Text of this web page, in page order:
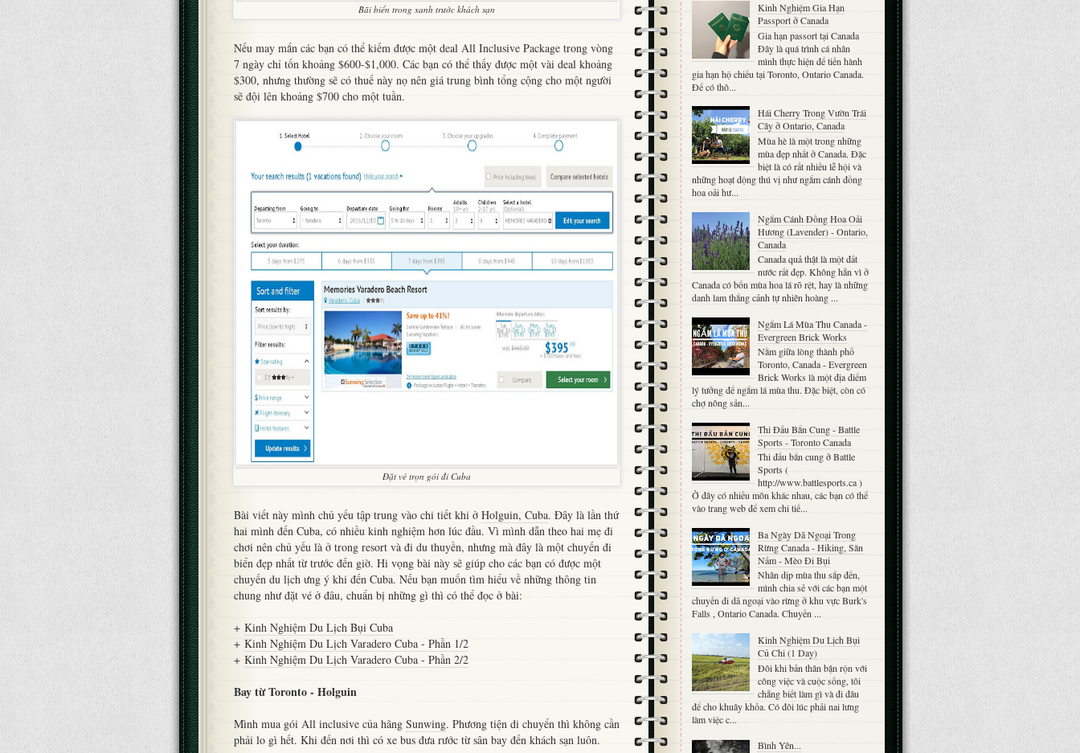
Bãi biển trong xanh trước khách sạn
Nếu may mắn các bạn có thể kiếm được một deal All Inclusive Package trong vòng
7 ngày chỉ tốn khoảng $600-$1,000. Các bạn có thể thấy được một vài deal khoảng
$300, nhưng thường sẽ có thuế này nọ nên giá trung bình tổng cộng cho một người
sẽ đội lên khoảng $700 cho một tuần.
Đặt vé trọn gói đi Cuba
Bài viết này mình chủ yếu tập trung vào chi tiết khi ở Holguin, Cuba. Đây là lần thứ
hai mình đến Cuba, có nhiều kinh nghiệm hơn lúc đầu. Vì mình dẫn theo hai mẹ đi
chơi nên chủ yếu là ở trong resort và đi du thuyền, nhưng mà đây là một chuyến đi
biển đẹp nhất từ trước đến giờ. Hi vọng bài này sẽ giúp cho các bạn có được một
chuyến du lịch ưng ý khi đến Cuba. Nếu bạn muốn tìm hiểu về những thông tin
chung như đặt vé ở đâu, chuẩn bị những gì thì có thể đọc ở bài:
+ Kinh Nghiệm Du Lịch Bụi Cuba
+ Kinh Nghiệm Du Lịch Varadero Cuba - Phần 1/2
+ Kinh Nghiệm Du Lịch Varadero Cuba - Phần 2/2
Bay từ Toronto - Holguin
Mình mua gói All inclusive của hãng Sunwing. Phương tiện di chuyển thì không cần
phải lo gì hết. Khi đến nơi thì có xe bus đưa rước từ sân bay đến khách sạn luôn.
Kinh Nghiệm Gia Hạn
Passport ở Canada
Gia hạn passort tại Canada
Đây là quá trình cá nhân
mình thực hiện để tiến hành
gia hạn hộ chiếu tại Toronto, Ontario Canada.
Để có thô...
Hái Cherry Trong Vườn Trái
Cây ở Ontario, Canada
Mùa hè là một trong những
mùa đẹp nhất ở Canada. Đặc
biệt là có rất nhiều lễ hội và
những hoạt động thú vị như ngắm cánh đồng
hoa oải hư...
Ngắm Cánh Đồng Hoa Oải
Hương (Lavender) - Ontario,
Canada
Canada quả thật là một đất
nước rất đẹp. Không hẳn vì ở
Canada có bốn mùa hoa lá rõ rệt, hay là những
danh lam thắng cảnh tự nhiên hoàng ...
Ngắm Lá Mùa Thu Canada -
Evergreen Brick Works
Nằm giữa lòng thành phố
Toronto, Canada - Evergreen
Brick Works là một địa điểm
lý tưởng để ngắm lá mùa thu. Đặc biệt, còn có
chợ nông sản...
Thi Đấu Bắn Cung - Battle
Sports - Toronto Canada
Thi đấu bắn cung ở Battle
Sports (
http://www.battlesports.ca )
Ở đây có nhiều môn khác nhau, các bạn có thể
vào trang web để xem chi tiế...
Ba Ngày Dã Ngoại Trong
Rừng Canada - Hiking, Săn
Nấm - Mèo Đi Bụi
Nhân dịp mùa thu sắp đến,
mình chia sẻ với các bạn một
chuyến đi dã ngoại vào rừng ở khu vực Burk's
Falls , Ontario Canada. Chuyến ...
Kinh Nghiệm Du Lịch Bụi
Củ Chi (1 Day)
Đôi khi bản thân bận rộn với
công việc và cuộc sống, tôi
chẳng biết làm gì và đi đâu
để cho khuây khỏa. Có đôi lúc phải nai lưng
làm việc c...
Bình Yên...